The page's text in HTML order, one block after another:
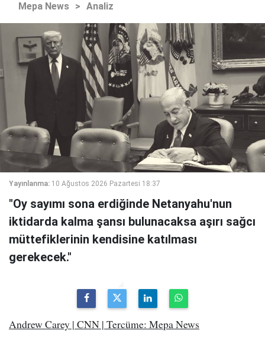
Mepa News > Analiz
Yayınlanma: 10 Ağustos 2026 Pazartesi 18:37
"Oy sayımı sona erdiğinde Netanyahu'nun
iktidarda kalma şansı bulunacaksa aşırı sağcı
müttefiklerinin kendisine katılması
gerekecek."
Andrew Carey | CNN | Tercüme: Mepa News